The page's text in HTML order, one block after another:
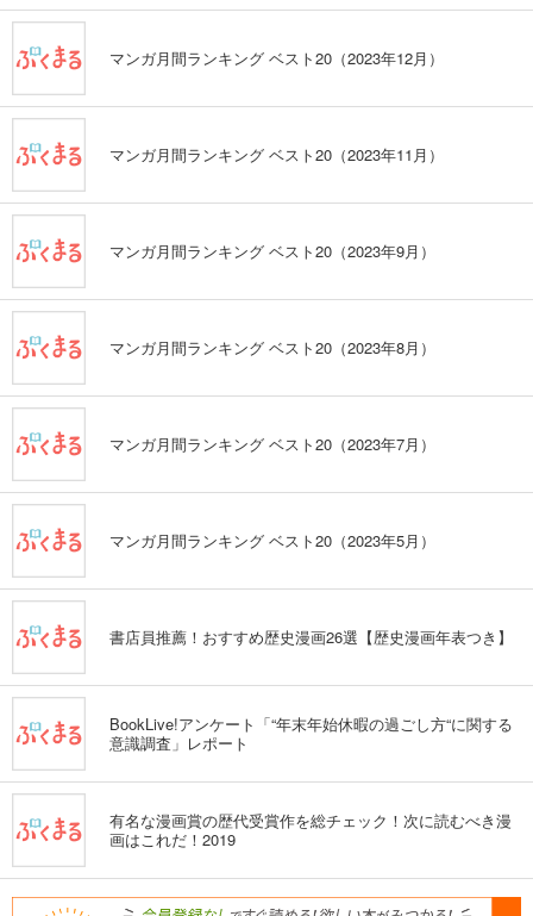
マンガ月間ランキング ベスト20（2023年12月）
マンガ月間ランキング ベスト20（2023年11月）
マンガ月間ランキング ベスト20（2023年9月）
マンガ月間ランキング ベスト20（2023年8月）
マンガ月間ランキング ベスト20（2023年7月）
マンガ月間ランキング ベスト20（2023年5月）
書店員推薦！おすすめ歴史漫画26選【歴史漫画年表つき】
BookLive!アンケート「“年末年始休暇の過ごし方“に関する
意識調査」レポート
有名な漫画賞の歴代受賞作を総チェック！次に読むべき漫
画はこれだ！2019